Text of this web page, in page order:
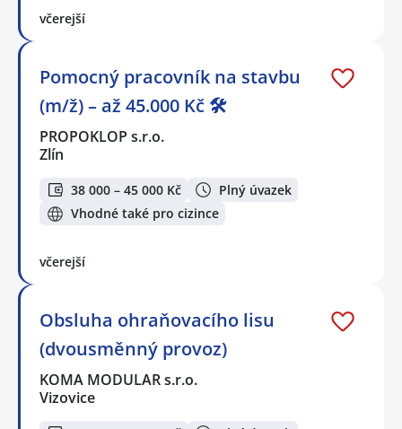
včerejší
Pomocný pracovník na stavbu
(m/ž) – až 45.000 Kč 🛠️
PROPOKLOP s.r.o.
Zlín
38 000 – 45 000 Kč
Plný úvazek
Vhodné také pro cizince
včerejší
Obsluha ohraňovacího lisu
(dvousměnný provoz)
KOMA MODULAR s.r.o.
Vizovice